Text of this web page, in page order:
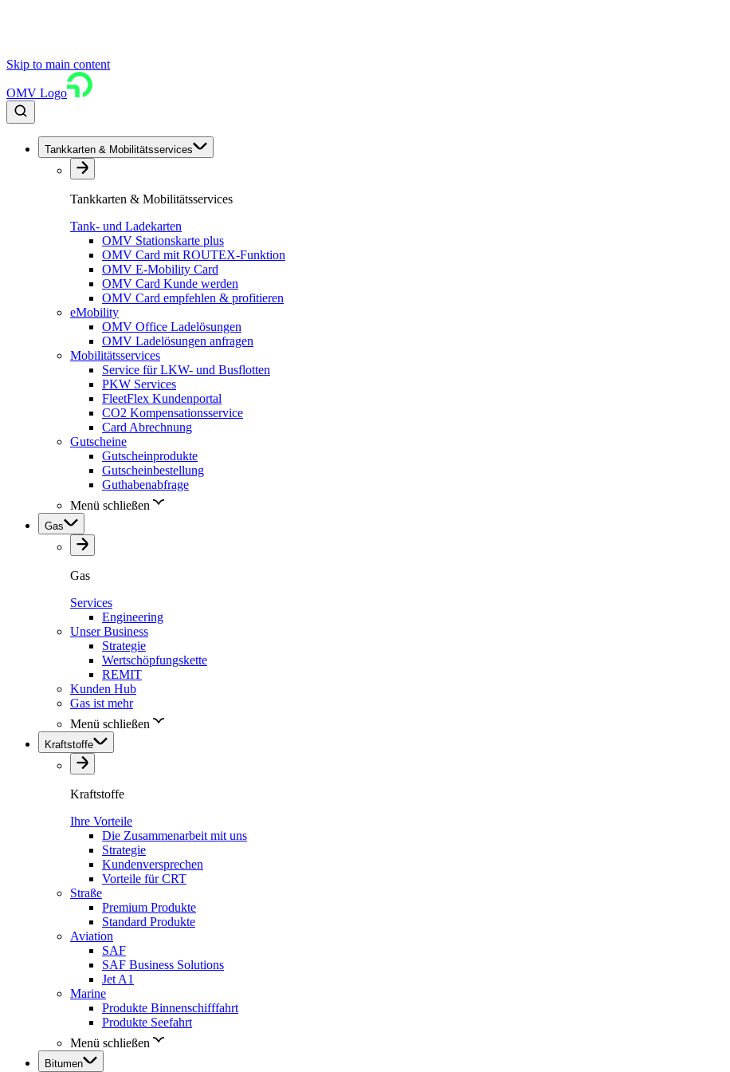
Skip to main content
OMV Logo
Tankkarten & Mobilitätsservices
Tankkarten & Mobilitätsservices
Tank- und Ladekarten
OMV Stationskarte plus
OMV Card mit ROUTEX-Funktion
OMV E-Mobility Card
OMV Card Kunde werden
OMV Card empfehlen & profitieren
eMobility
OMV Office Ladelösungen
OMV Ladelösungen anfragen
Mobilitätsservices
Service für LKW- und Busflotten
PKW Services
FleetFlex Kundenportal
CO2 Kompensationsservice
Card Abrechnung
Gutscheine
Gutscheinprodukte
Gutscheinbestellung
Guthabenabfrage
Menü schließen
Gas
Gas
Services
Engineering
Unser Business
Strategie
Wertschöpfungskette
REMIT
Kunden Hub
Gas ist mehr
Menü schließen
Kraftstoffe
Kraftstoffe
Ihre Vorteile
Die Zusammenarbeit mit uns
Strategie
Kundenversprechen
Vorteile für CRT
Straße
Premium Produkte
Standard Produkte
Aviation
SAF
SAF Business Solutions
Jet A1
Marine
Produkte Binnenschifffahrt
Produkte Seefahrt
Menü schließen
Bitumen